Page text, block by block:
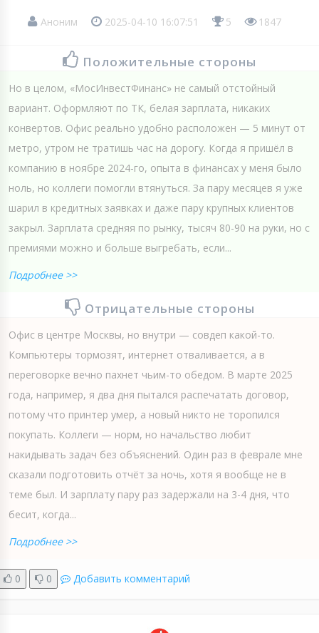
Аноним 2025-04-10 16:07:51 5 1847
Положительные стороны
Но в целом, «МосИнвестФинанс» не самый отстойный
вариант. Оформляют по ТК, белая зарплата, никаких
конвертов. Офис реально удобно расположен — 5 минут от
метро, утром не тратишь час на дорогу. Когда я пришёл в
компанию в ноябре 2024-го, опыта в финансах у меня было
ноль, но коллеги помогли втянуться. За пару месяцев я уже
шарил в кредитных заявках и даже пару крупных клиентов
закрыл. Зарплата средняя по рынку, тысяч 80-90 на руки, но с
премиями можно и больше выгребать, если...
Подробнее >>
Отрицательные стороны
Офис в центре Москвы, но внутри — совдеп какой-то.
Компьютеры тормозят, интернет отваливается, а в
переговорке вечно пахнет чьим-то обедом. В марте 2025
года, например, я два дня пытался распечатать договор,
потому что принтер умер, а новый никто не торопился
покупать. Коллеги — норм, но начальство любит
накидывать задач без объяснений. Один раз в феврале мне
сказали подготовить отчёт за ночь, хотя я вообще не в
теме был. И зарплату пару раз задержали на 3-4 дня, что
бесит, когда...
Подробнее >>
0 0 Добавить комментарий